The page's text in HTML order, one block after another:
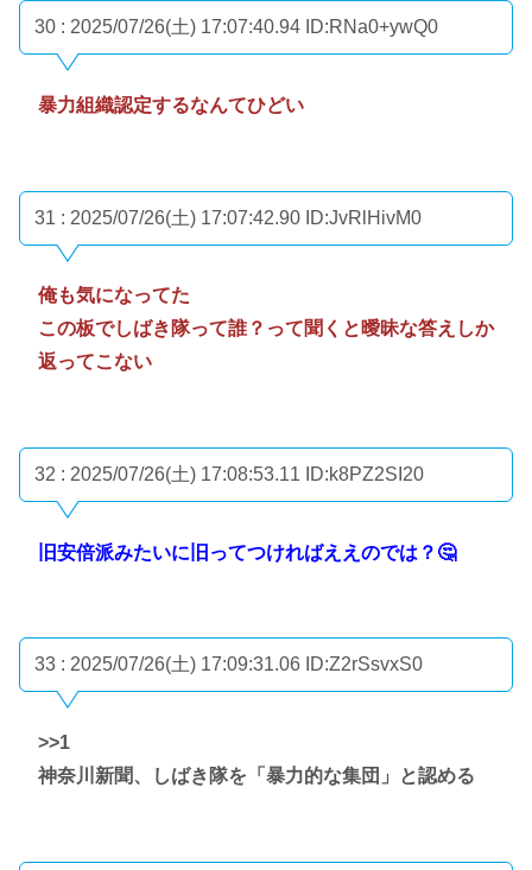
30 : 2025/07/26(土) 17:07:40.94 ID:RNa0+ywQ0
暴力組織認定するなんてひどい
31 : 2025/07/26(土) 17:07:42.90 ID:JvRlHivM0
俺も気になってた
この板でしばき隊って誰？って聞くと曖昧な答えしか
返ってこない
32 : 2025/07/26(土) 17:08:53.11 ID:k8PZ2SI20
旧安倍派みたいに旧ってつければええのでは？🤔
33 : 2025/07/26(土) 17:09:31.06 ID:Z2rSsvxS0
>>1
神奈川新聞、しばき隊を「暴力的な集団」と認める